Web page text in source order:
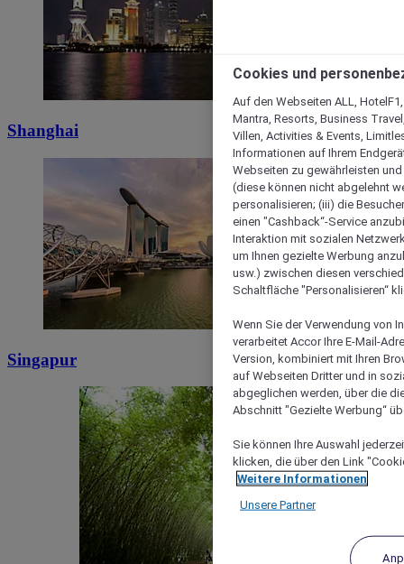
Shanghai
Singapur
Cookies und
Auf den Webseiten ALL,
Mantra, Resorts, Business
Villen, Activities & Events,
Informationen auf Ihrem
Webseiten zu gewährleisten
(diese können nicht abgelehnt
personalisieren; (iii) die
einen "Cashback“-Service
Interaktion mit sozialen
um Ihnen gezielte Werbung
usw.) zwischen diesen
Schaltfläche "Personalisieren“
Wenn Sie der Verwendung von
verarbeitet Accor Ihre E-Mail-
Version, kombiniert mit Ihren
auf Webseiten Dritter und in
abgeglichen werden, über die
Abschnitt "Gezielte Werbung“
Sie können Ihre Auswahl
klicken, die über den Link
Weitere Informationen
Unsere Partner